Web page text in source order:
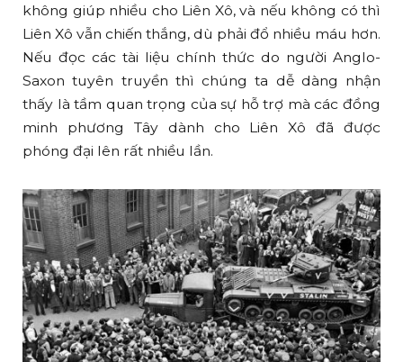
không giúp nhiều cho Liên Xô, và nếu không có thì
Liên Xô vẫn chiến thắng, dù phải đổ nhiều máu hơn.
Nếu đọc các tài liệu chính thức do người Anglo-
Saxon tuyên truyền thì chúng ta dễ dàng nhận
thấy là tầm quan trọng của sự hỗ trợ mà các đồng
minh phương Tây dành cho Liên Xô đã được
phóng đại lên rất nhiều lần.